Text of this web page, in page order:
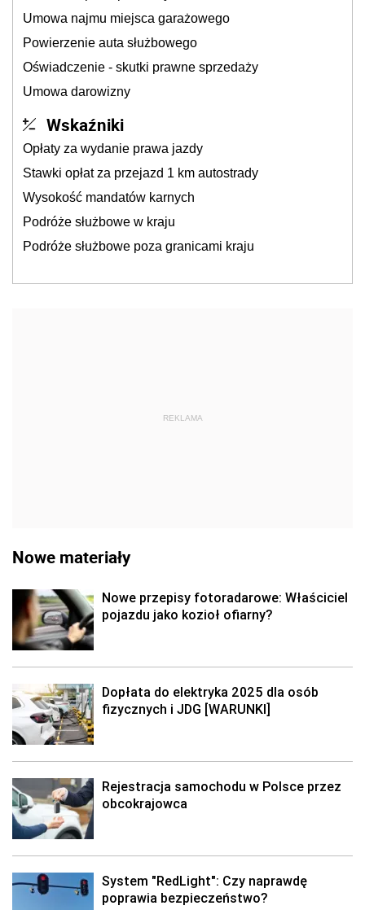
Umowa najmu miejsca garażowego
Powierzenie auta służbowego
Oświadczenie - skutki prawne sprzedaży
Umowa darowizny
Wskaźniki
Opłaty za wydanie prawa jazdy
Stawki opłat za przejazd 1 km autostrady
Wysokość mandatów karnych
Podróże służbowe w kraju
Podróże służbowe poza granicami kraju
REKLAMA
Nowe materiały
Nowe przepisy fotoradarowe: Właściciel
pojazdu jako kozioł ofiarny?
Dopłata do elektryka 2025 dla osób
fizycznych i JDG [WARUNKI]
Rejestracja samochodu w Polsce przez
obcokrajowca
System "RedLight": Czy naprawdę
poprawia bezpieczeństwo?